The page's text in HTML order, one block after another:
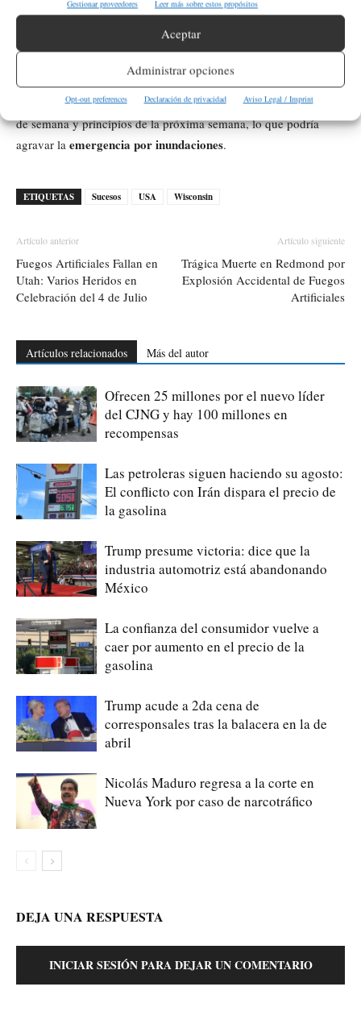
Gestionar proveedores Leer más sobre estos propósitos
Aceptar
Administrar opciones
Opt-out preferences Declaración de privacidad Aviso Legal / Imprint
¿Se esperan más lluvias en la región de
Manawa?
Sí, el servicio meteorológico nacional ha advertido sobre la
posibilidad de más lluvias y tormentas eléctricasdurante el fin
de semana y principios de la próxima semana, lo que podría
agravar la emergencia por inundaciones.
ETIQUETAS Sucesos USA Wisconsin
Artículo anterior
Fuegos Artificiales Fallan en
Utah: Varios Heridos en
Celebración del 4 de Julio
Artículo siguiente
Trágica Muerte en Redmond por
Explosión Accidental de Fuegos
Artificiales
Artículos relacionados Más del autor
Ofrecen 25 millones por el nuevo líder
del CJNG y hay 100 millones en
recompensas
Las petroleras siguen haciendo su agosto:
El conflicto con Irán dispara el precio de
la gasolina
Trump presume victoria: dice que la
industria automotriz está abandonando
México
La confianza del consumidor vuelve a
caer por aumento en el precio de la
gasolina
Trump acude a 2da cena de
corresponsales tras la balacera en la de
abril
Nicolás Maduro regresa a la corte en
Nueva York por caso de narcotráfico
DEJA UNA RESPUESTA
INICIAR SESIÓN PARA DEJAR UN COMENTARIO